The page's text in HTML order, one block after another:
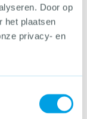
Door op
het plaatsen
privacy- en
Naar kennis